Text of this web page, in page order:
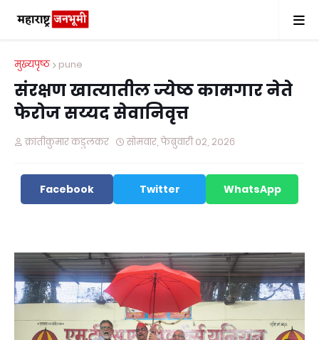
मुख्यपृष्ठ pune
संरक्षण खात्यातील ज्येष्ठ कामगार नेते
फेरोज सय्यद सेवानिवृत्त
क्रांतीकुमार कडुलकर सोमवार, फेब्रुवारी ०२, २०२६
Facebook Twitter WhatsApp